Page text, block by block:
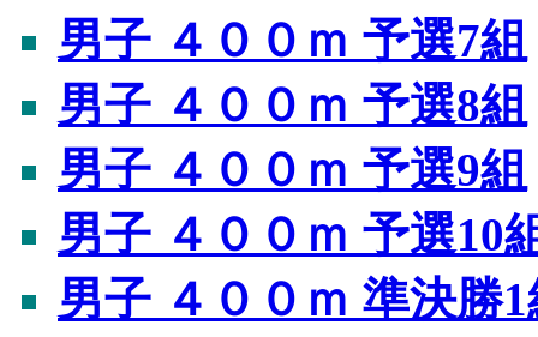
男子 ４００ｍ 予選7組
男子 ４００ｍ 予選8組
男子 ４００ｍ 予選9組
男子 ４００ｍ 予選10
男子 ４００ｍ 準決勝